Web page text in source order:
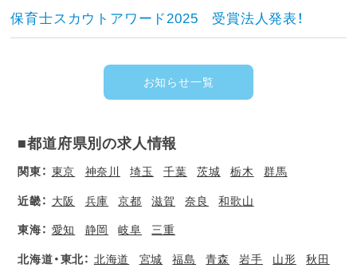
保育士スカウトアワード2025 受賞法人発表！
お知らせ一覧
■都道府県別の求人情報
関東： 東京 神奈川 埼玉 千葉 茨城 栃木 群馬
近畿： 大阪 兵庫 京都 滋賀 奈良 和歌山
東海： 愛知 静岡 岐阜 三重
北海道・東北： 北海道 宮城 福島 青森 岩手 山形 秋田